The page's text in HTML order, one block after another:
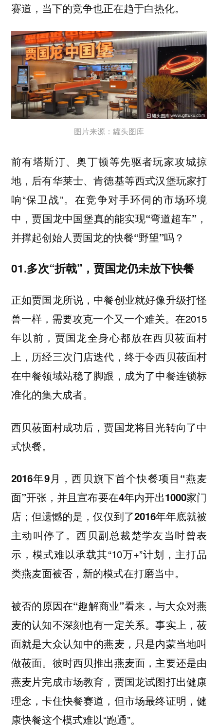
赛道，当下的竞争也正在趋于白热化。
图片来源：罐头图库
前有塔斯汀、奥丁顿等先驱者玩家攻城掠
地，后有华莱士、肯德基等西式汉堡玩家打
响“保卫战”。在竞争对手环伺的市场环境
中，贾国龙中国堡真的能实现“弯道超车”，
并撑起创始人贾国龙的快餐“野望”吗？
01.多次“折戟”，贾国龙仍未放下快餐
正如贾国龙所说，中餐创业就好像升级打怪
兽一样，需要攻克一个又一个难关。在2015
年以前，贾国龙全身心都放在西贝莜面村
上，历经三次门店迭代，终于令西贝莜面村
在中餐领域站稳了脚跟，成为了中餐连锁标
准化的集大成者。
西贝莜面村成功后，贾国龙将目光转向了中
式快餐。
2016年9月，西贝旗下首个快餐项目“燕麦
面”开张，并且宣布要在4年内开出1000家门
店；但遗憾的是，仅仅到了2016年年底就被
主动叫停了 。西贝副总裁楚学友当时曾表
示，模式难以承载其“10万+”计划，主打品
类燕麦面被否，新的模式在打磨当中。
被否的原因在“趣解商业”看来，与大众对燕
麦的认知不深刻也有一定关系。事实上，莜
面就是大众认知中的燕麦，只是内蒙当地叫
做莜面。彼时西贝推出燕麦面，主要还是由
燕麦片完成市场教育，贾国龙试图打出健康
理念，卡住快餐赛道，但市场最终证明，健
康快餐这个模式难以“跑通”。